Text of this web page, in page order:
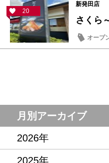
20
新発田店
さくら
オープ
月別アーカイブ
2026年
2025年